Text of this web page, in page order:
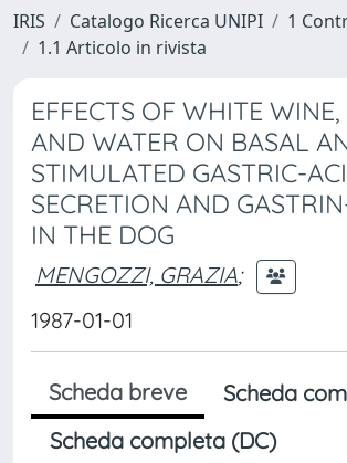
IRIS Catalogo Ricerca UNIPI
1
1.1 Articolo in rivista
EFFECTS OF WHITE
AND WATER ON BASAL
STIMULATED GASTRIC-
SECRETION AND
IN THE DOG
MENGOZZI, GRAZIA;
1987-01-01
Scheda breve
Scheda
Scheda completa (DC)